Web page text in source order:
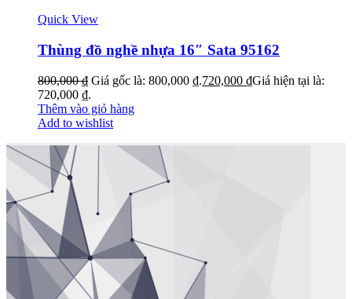
Quick View
Thùng đồ nghề nhựa 16″ Sata 95162
800,000₫ Giá gốc là: 800,000 ₫.720,000 ₫Giá hiện tại là:
720,000 ₫.
Thêm vào giỏ hàng
Add to wishlist